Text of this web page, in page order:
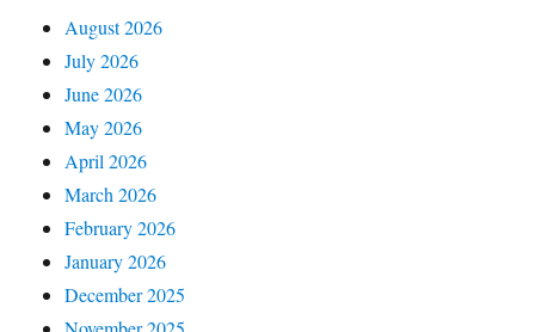
August 2026
July 2026
June 2026
May 2026
April 2026
March 2026
February 2026
January 2026
December 2025